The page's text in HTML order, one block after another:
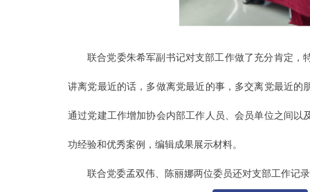
联合党委朱希军副书记对支部工作做了充分肯定，
讲离党最近的话，多做离党最近的事，多交离党最近
通过党建工作增加协会内部工作人员、会员单位之间
功经验和优秀案例，编辑成果展示材料。
联合党委孟双伟、陈丽娜两位委员还对支部工作记